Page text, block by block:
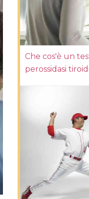
Che cos'è un
perossidasi